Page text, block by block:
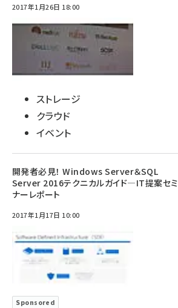
2017年1月26日 18:00
ストレージ
クラウド
イベント
開発者必見！ Windows Server＆SQL
Server 2016テクニカルガイド―IT提案セミ
ナーレポート
2017年1月17日 10:00
Sponsored